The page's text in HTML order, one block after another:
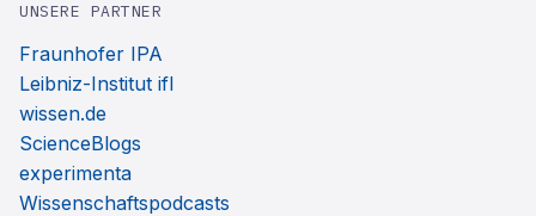
UNSERE PARTNER
Fraunhofer IPA
Leibniz-Institut ifl
wissen.de
ScienceBlogs
experimenta
Wissenschaftspodcasts